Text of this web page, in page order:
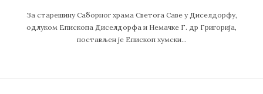
За старешину Саборног храма Светога Саве у Диселдорфу,
одлуком Епископа Диселдорфа и Немачке Г. др Григорија,
постављен је Епископ хумски…